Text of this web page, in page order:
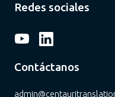
Redes sociales
Contáctanos